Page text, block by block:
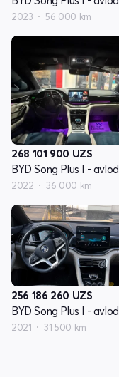
2023 56 000 km
268 101 900 UZS
BYD Song Plus I - avlod
2022 36 000 km
256 186 260 UZS
BYD Song Plus I - avlod
2021 31 500 km